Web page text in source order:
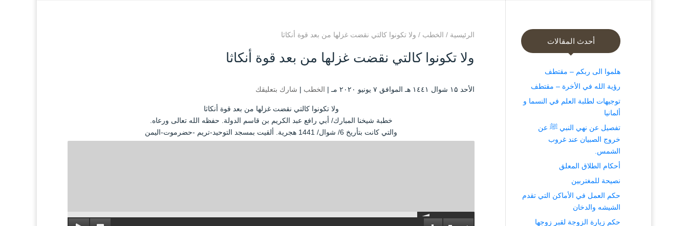
الرئيسية / الخطب / ولا تكونوا كالتي نقضت غزلها من بعد قوة أنكاثا
ولا تكونوا كالتي نقضت غزلها من بعد قوة أنكاثا
الأحد ۱۵ شوال ۱٤٤۱ هـ الموافق ۷ يونيو ۲۰۲۰ مـ | الخطب | شارك بتعليقك
ولا تكونوا كالتي نقضت غزلها من بعد قوة أنكاثا
خطبة شيخنا المبارك/ أبي رافع عبد الكريم بن قاسم الدولة. حفظه الله تعالى ورعاه.
والتي كانت بتأريخ 6/ شوال/ 1441 هجرية. ألقيت بمسجد التوحيد-تريم -حضرموت-اليمن
أحدث المقالات
هلموا الى ربكم – مقتطف
رؤية الله في الأخرة – مقتطف
توجيهات لطلبة العلم في النسما و
ألمانيا
تفصيل عن نهي النبي ﷺ عن
خروج الصبيان عند غروب
الشمس.
أحكام الطلاق المعلق
نصيحة للمغتربين
حكم العمل في الأماكن التي تقدم
الشيشه والدخان
حكم زيارة الزوجة لقبر زوجها